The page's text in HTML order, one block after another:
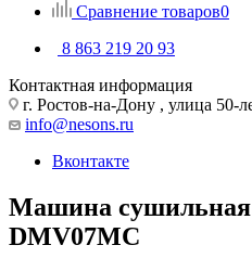
Сравнение товаров0
8 863 219 20 93
Контактная информация
г. Ростов-на-Дону , улица 50-
info@nesons.ru
Вконтакте
Машина сушильная
DMV07MC